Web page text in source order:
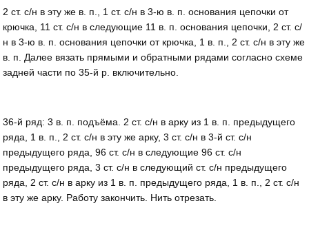
2 ст. с/н в эту же в. п., 1 ст. с/н в 3-ю в. п. основания цепочки от
крючка, 11 ст. с/н в следующие 11 в. п. основания цепочки, 2 ст. с/
н в 3-ю в. п. основания це­почки от крючка, 1 в. п., 2 ст. с/н в эту же
в. п. Далее вязать прямыми и обратными рядами согласно схеме
задней части по 35-й р. включительно.
36-й ряд: 3 в. п. подъёма. 2 ст. с/н в арку из 1 в. п. предыдущего
ряда, 1 в. п., 2 ст. с/н в эту же арку, 3 ст. с/н в 3-й ст. с/н
предыдущего ряда, 96 ст. с/н в следующие 96 ст. с/н
предыдущего ряда, 3 ст. с/н в следующий ст. с/н предыдущего
ряда, 2 ст. с/н в арку из 1 в. п. предыдущего ряда, 1 в. п., 2 ст. с/н
в эту же арку. Работу закончить. Нить отрезать.